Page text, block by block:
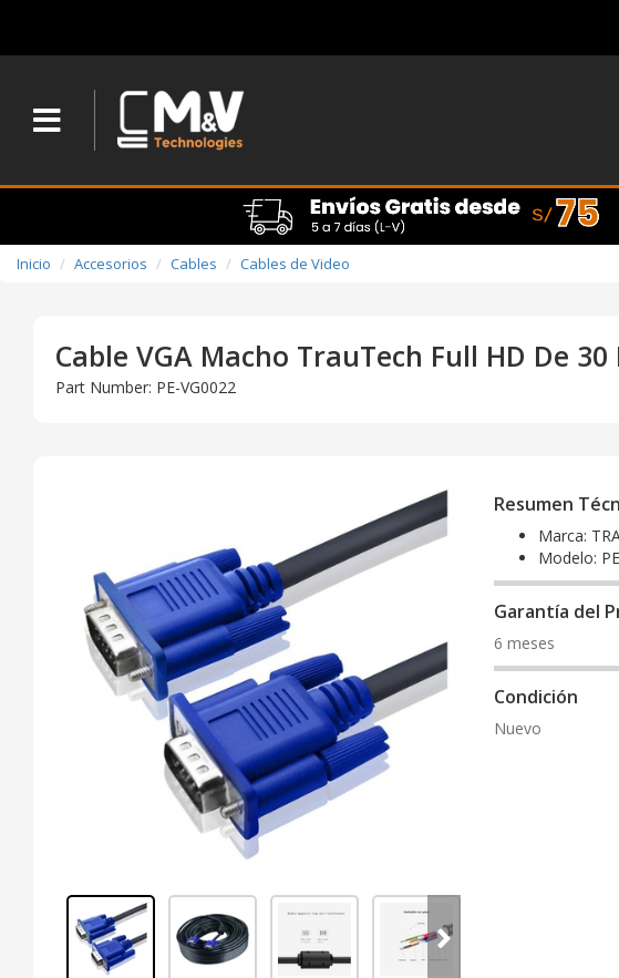
Inicio Accesorios Cables Cables de Video
Cable VGA Macho TrauTech Full HD De
Part Number: PE-VG0022
Resumen
Marca:
Modelo:
Garantía del
6 meses
Condición
Nuevo